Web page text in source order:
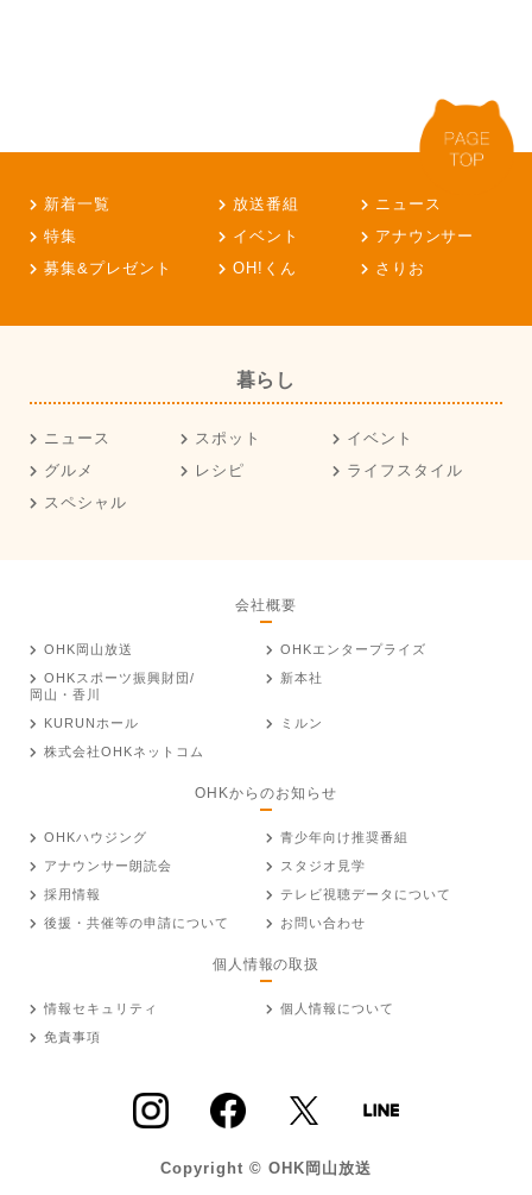
新着一覧 放送番組
ニュース
特集
イベント
アナウンサー
募集&プレゼント
OH!くん さりお
暮らし
ニュース スポット
イベント
グルメ
レシピ
ライフスタイル
スペシャル
会社概要
OHK岡山放送
OHKエンタープライズ
OHKスポーツ振興財団/
岡山・香川
新本社
KURUNホール
ミルン
株式会社OHKネットコム
OHKからのお知らせ
OHKハウジング
青少年向け推奨番組
アナウンサー朗読会
スタジオ見学
採用情報
テレビ視聴データについて
後援・共催等の申請について
お問い合わせ
個人情報の取扱
情報セキュリティ
個人情報について
免責事項
Copyright © OHK岡山放送